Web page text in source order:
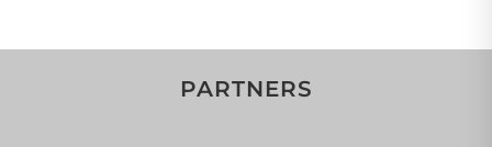
PARTNERS